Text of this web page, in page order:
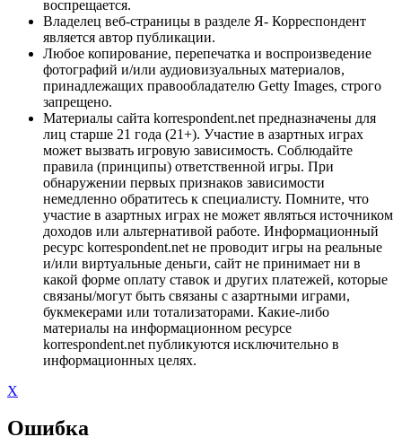
воспрещается.
Владелец веб-страницы в разделе Я- Корреспондент
является автор публикации.
Любое копирование, перепечатка и воспроизведение
фотографий и/или аудиовизуальных материалов,
принадлежащих правообладателю Getty Images, строго
запрещено.
Материалы сайта korrespondent.net предназначены для
лиц старше 21 года (21+). Участие в азартных играх
может вызвать игровую зависимость. Соблюдайте
правила (принципы) ответственной игры. При
обнаружении первых признаков зависимости
немедленно обратитесь к специалисту. Помните, что
участие в азартных играх не может являться источником
доходов или альтернативой работе. Информационный
ресурс korrespondent.net не проводит игры на реальные
и/или виртуальные деньги, сайт не принимает ни в
какой форме оплату ставок и других платежей, которые
связаны/могут быть связаны с азартными играми,
букмекерами или тотализаторами. Какие-либо
материалы на информационном ресурсе
korrespondent.net публикуются исключительно в
информационных целях.
X
Ошибка